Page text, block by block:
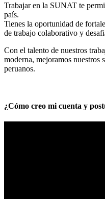
Trabajar en la SUNAT te
país.
Tienes la oportunidad de
de trabajo colaborativo y
Con el talento de nuestros
moderna, mejoramos nuestros
peruanos.
¿Cómo creo mi cuenta y